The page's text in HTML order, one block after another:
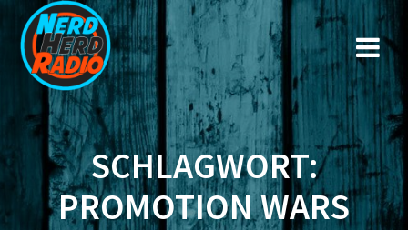
Zum
Inhalt
springen
SCHLAGWORT:
PROMOTION WARS